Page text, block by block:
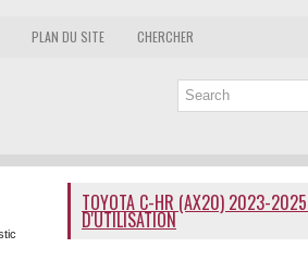
PLAN DU SITE CHERCHER
TOYOTA C-HR (AX20) 2023-2025
D'UTILISATION